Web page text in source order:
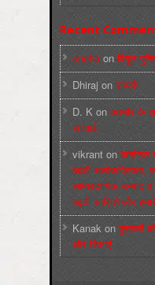
Recent
sneha on बिगुल
Dhiraj on सम्पर्क
D. K on कश्मीर के
सच्चाई
vikrant onकर्नाटक
बढ़ती अलोकप्रियता,
साम्प्रदायिक उन्माद
बढ़ती साज़िशें और
Kanak onपुस्‍तकों
और शिक्षाएं